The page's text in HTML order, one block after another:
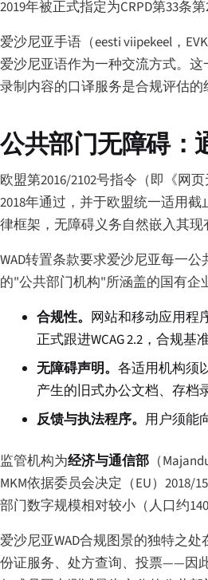
2019年被正式指定为CRPD第33条
爱沙尼亚手语（eesti viipekeel ，
爱沙尼亚语作为一种交流方式。
录制内容的口译服务是合规评估的
公共部门无障碍：
欧盟第2016/2102号指令（即《网
2018年通过，并于欧盟统一适用截
律框架，无障碍义务自然嵌入其现
WAD转置条款要求爱沙尼亚每一
的"公共部门机构"所涵盖的国有
合规性。 网站和移动应用程
正式跟进WCAG 2.2，合规基
无障碍声明。各适用机构须
产生的旧式办公文档、存档
反馈与执法程序。用户须能
监管机构为经济与通信部 （
MKM依据委员会决定（EU）
部门数字规模相对较小（人口约
爱沙尼亚WAD合规图景的独特之处
份证服务、处方查询、投票——因